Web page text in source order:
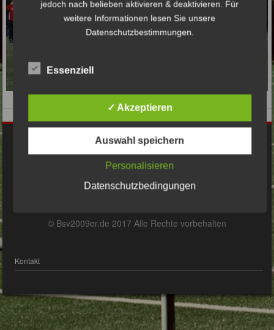
Datenschutzerklärung
© Bsv2009er.de 2017 Alle Rechte vorbehalten
Kontakt
jedoch nach belieben aktivieren & deaktivieren. Für
weitere Informationen lesen Sie unsere
Datenschutzbestimmungen.
Essenziell
✓ Akzeptieren
Auswahl speichern
Personalisieren
Datenschutzbedingungen